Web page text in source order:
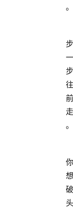
。
步
一
步
往
前
走
。
你
想
破
头